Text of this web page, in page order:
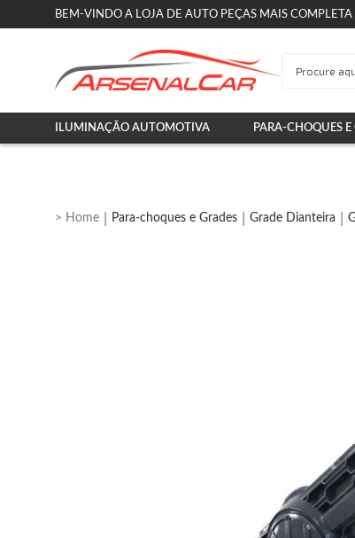
BEM-VINDO A LOJA DE AUTO PEÇAS MAIS
ILUMINAÇÃO AUTOMOTIVA PARA-CHOQUES E
Para-choques e Grades Grade Dianteira